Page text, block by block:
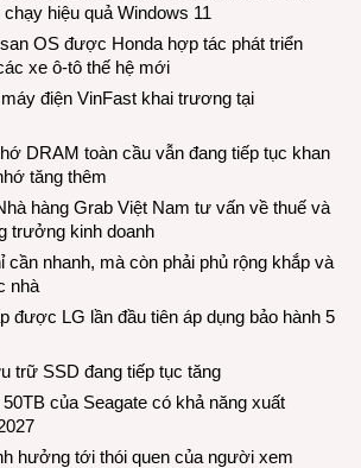
hiệu quả Windows 11
OS được Honda hợp tác phát triển
xe ô-tô thế hệ mới
điện VinFast khai trương tại
DRAM toàn cầu vẫn đang tiếp tục khan
tăng thêm
hàng Grab Việt Nam tư vấn về thuế và
trưởng kinh doanh
cần nhanh, mà còn phải phủ rộng khắp và
nhà
được LG lần đầu tiên áp dụng bảo hành 5
trữ SSD đang tiếp tục tăng
của Seagate có khả năng xuất
hưởng tới thói quen của người xem